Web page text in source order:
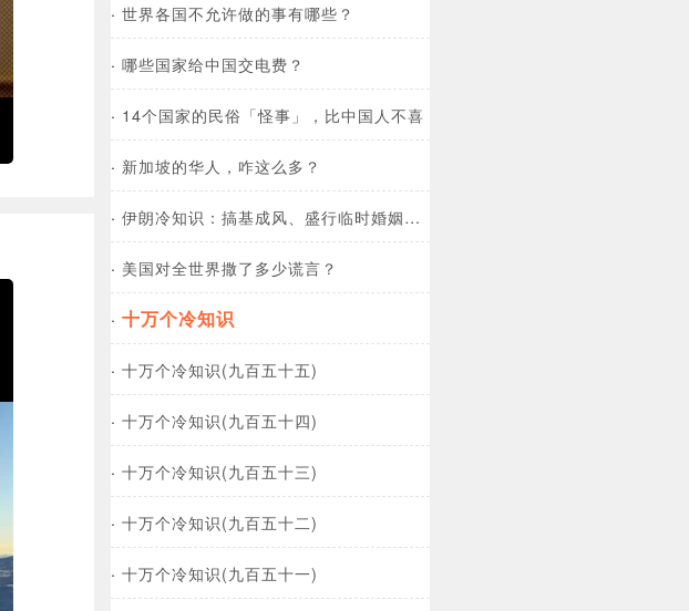
· 世界各国不允许做的事有哪些？
· 哪些国家给中国交电费？
· 14个国家的民俗「怪事」，比中国人不喜「4」更离奇！
· 新加坡的华人，咋这么多？
· 伊朗冷知识：搞基成风、盛行临时婚姻…
· 美国对全世界撒了多少谎言？
· 十万个冷知识
· 十万个冷知识(九百五十五)
· 十万个冷知识(九百五十四)
· 十万个冷知识(九百五十三)
· 十万个冷知识(九百五十二)
· 十万个冷知识(九百五十一)